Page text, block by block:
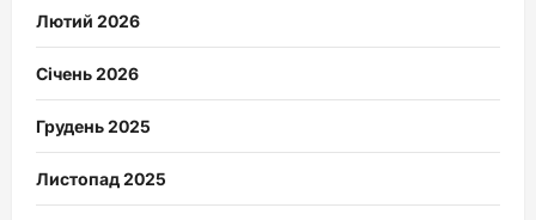
Лютий 2026
Січень 2026
Грудень 2025
Листопад 2025